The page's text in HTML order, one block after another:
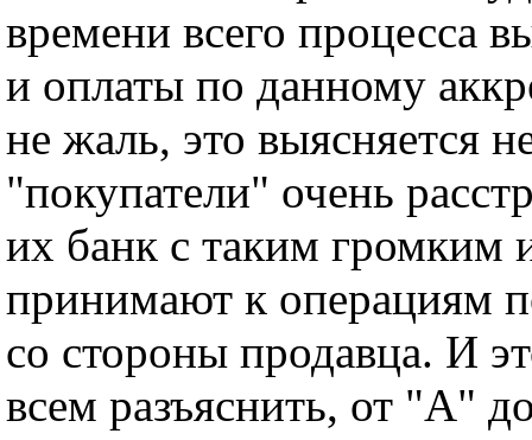
времени всего процесса
и оплаты по данному
не жаль, это выясняется
"покупатели" очень
их банк с таким громким
принимают к операциям
со стороны продавца. И
всем разъяснить, от "А"